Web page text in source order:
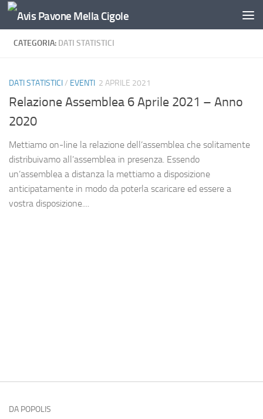
Salta al contenuto
CATEGORIA: DATI STATISTICI
DATI STATISTICI/ EVENTI 2 APRILE 2021
Relazione Assemblea 6 Aprile 2021 – Anno
2020
Mettiamo on-line la relazione dell’assemblea che solitamente
distribuivamo all’assemblea in presenza. Essendo
un’assemblea a distanza la mettiamo a disposizione
anticipatamente in modo da poterla scaricare ed essere a
vostra disposizione....
DA POPOLIS